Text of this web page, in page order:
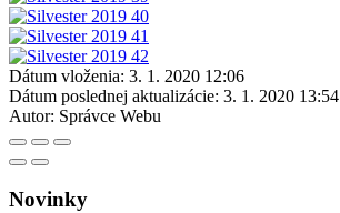
Dátum vloženia: 3. 1. 2020 12:06
Dátum poslednej aktualizácie: 3. 1. 2020 13:54
Autor: Správce Webu
Novinky